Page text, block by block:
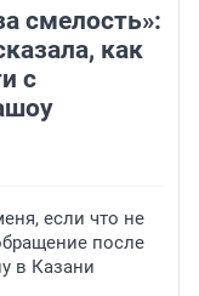
смелость»:
как
с
если что не
после
в Казани